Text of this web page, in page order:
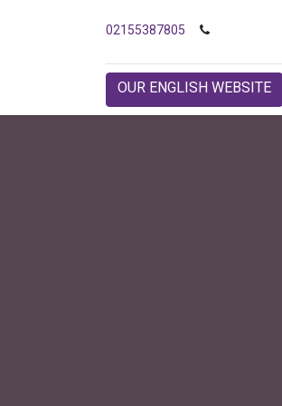
02155387805
OUR ENGLISH WEBSITE